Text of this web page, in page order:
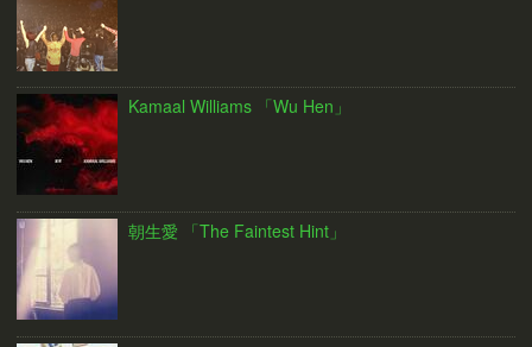
Kamaal Williams 「Wu Hen」
朝生愛 「The Faintest Hint」